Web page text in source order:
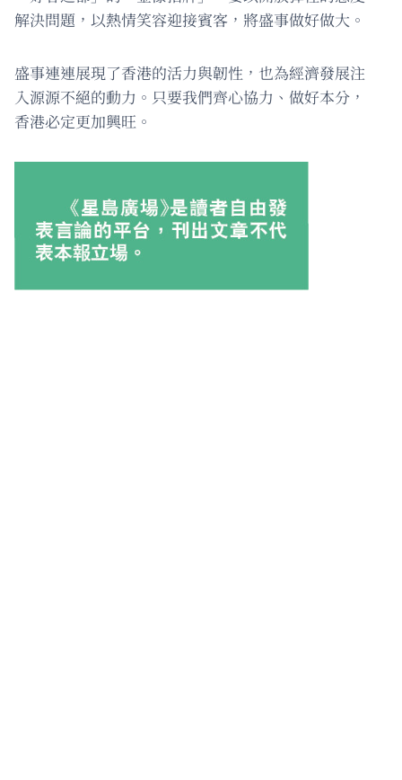
解決問題，以熱情笑容迎接賓客，將盛事做好做大。
盛事連連展現了香港的活力與韌性，也為經濟發展注
入源源不絕的動力。只要我們齊心協力、做好本分，
香港必定更加興旺。